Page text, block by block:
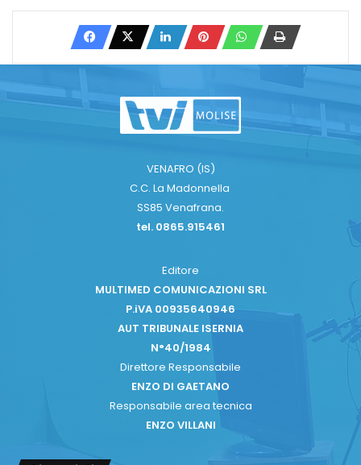
VENAFRO (IS)
C.C. La Madonnella
SS85 Venafrana.
tel. 0865.915461
Editore
MULTIMED COMUNICAZIONI SRL
P.iVA 00935640946
AUT TRIBUNALE ISERNIA
N°40/1984
Direttore Responsabile
ENZO DI GAETANO
Responsabile area tecnica
ENZO VILLANI